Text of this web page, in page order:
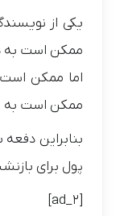
ممکن است به
اما ممکن است
ممکن است به
بنابراین
پول برای